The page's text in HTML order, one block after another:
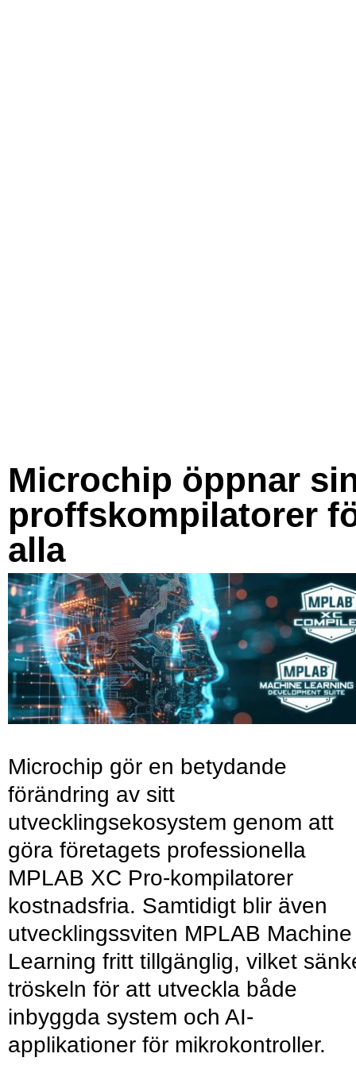
Microchip öppnar
proffskompilatorer
alla
Microchip gör en betydande
förändring av sitt
utvecklingsekosystem genom att
göra företagets professionella
MPLAB XC Pro-kompilatorer
kostnadsfria. Samtidigt blir även
utvecklingssviten MPLAB Machine
Learning fritt tillgänglig, vilket
tröskeln för att utveckla både
inbyggda system och AI-
applikationer för mikrokontroller.